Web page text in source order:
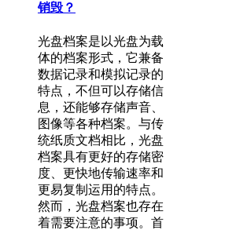
销毁？
光盘档案是以光盘为载
体的档案形式，它兼备
数据记录和模拟记录的
特点，不但可以存储信
息，还能够存储声音、
图像等各种档案。与传
统纸质文档相比，光盘
档案具有更好的存储密
度、更快地传输速率和
更易复制运用的特点。
然而，光盘档案也存在
着需要注意的事项。首